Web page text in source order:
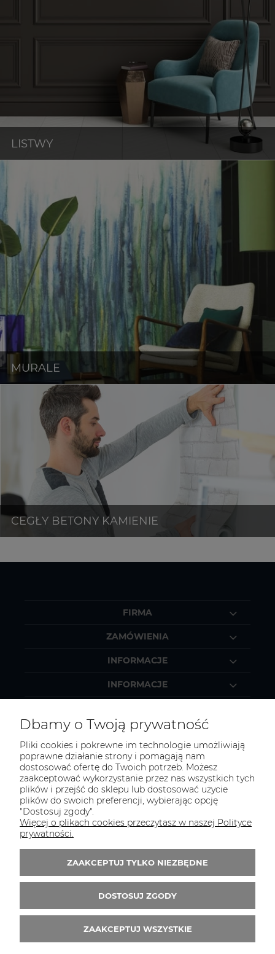
FIRMA
ZAMÓWIENIA
INFORMACJE
INFORMACJE
KONTAKT
Zapraszamy do kontaktu:
telefonicznie od 11:00 do 16:00
lub
Tel.:
52 344 48 53
E-mail:sklep@studiotapet.pl
Dbamy o Twoją prywatność
Pliki cookies i pokrewne im technologie umożliwiają
poprawne działanie strony i pomagają nam
dostosować ofertę do Twoich potrzeb. Możesz
zaakceptować wykorzystanie przez nas wszystkich tych
plików i przejść do sklepu lub dostosować użycie
plików do swoich preferencji, wybierając opcję
"Dostosuj zgody".
Więcej o plikach cookies przeczytasz w naszej Polityce
prywatności.
ZAAKCEPTUJ TYLKO NIEZBĘDNE
DOSTOSUJ ZGODY
ZAAKCEPTUJ WSZYSTKIE